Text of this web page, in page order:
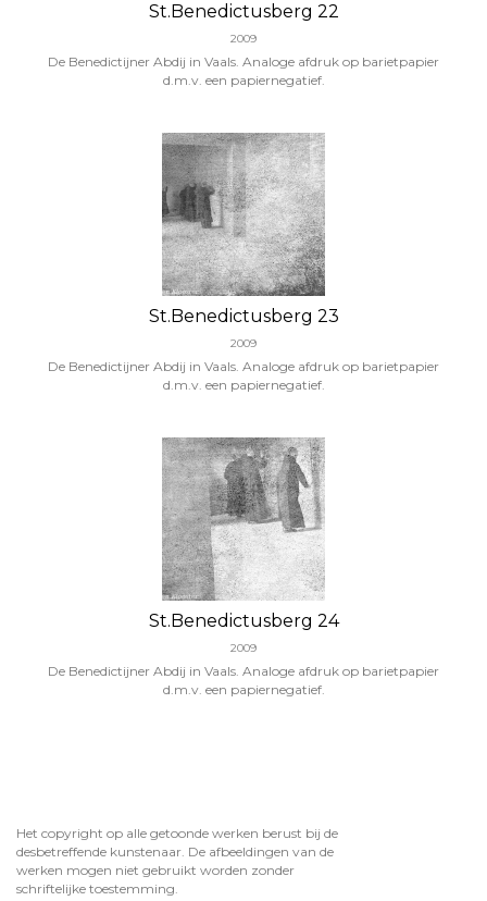
St.Benedictusberg 22
2009
De Benedictijner Abdij in Vaals. Analoge afdruk op barietpapier
d.m.v. een papiernegatief.
St.Benedictusberg 23
2009
De Benedictijner Abdij in Vaals. Analoge afdruk op barietpapier
d.m.v. een papiernegatief.
St.Benedictusberg 24
2009
De Benedictijner Abdij in Vaals. Analoge afdruk op barietpapier
d.m.v. een papiernegatief.
Het copyright op alle getoonde werken berust bij de
desbetreffende kunstenaar. De afbeeldingen van de
werken mogen niet gebruikt worden zonder
schriftelijke toestemming.